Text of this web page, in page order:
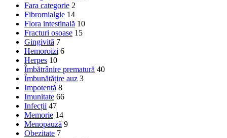
Fara categorie 2
Fibromialgie 14
Flora intestinală 10
Fracturi osoase 15
Gingivită 7
Hemoroizi 6
Herpes 10
Îmbătrânire prematură 40
Îmbunătățire auz 3
Impotență 8
Imunitate 66
Infecții 47
Memorie 14
Menopauză 9
Obezitate 7